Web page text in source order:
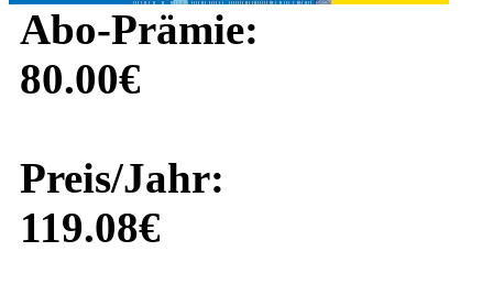
Abo-Prämie:
80.00€
Preis/Jahr:
119.08€